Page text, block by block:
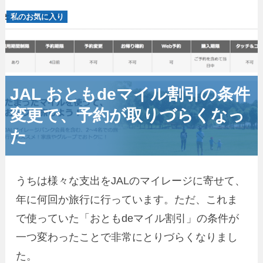
私のお気に入り
JAL おともdeマイル割引の条件
変更で、予約が取りづらくなっ
た
うちは様々な支出をJALのマイレージに寄せて、
年に何回か旅行に行っています。ただ、これま
で使っていた「おともdeマイル割引」の条件が
一つ変わったことで非常にとりづらくなりまし
た。